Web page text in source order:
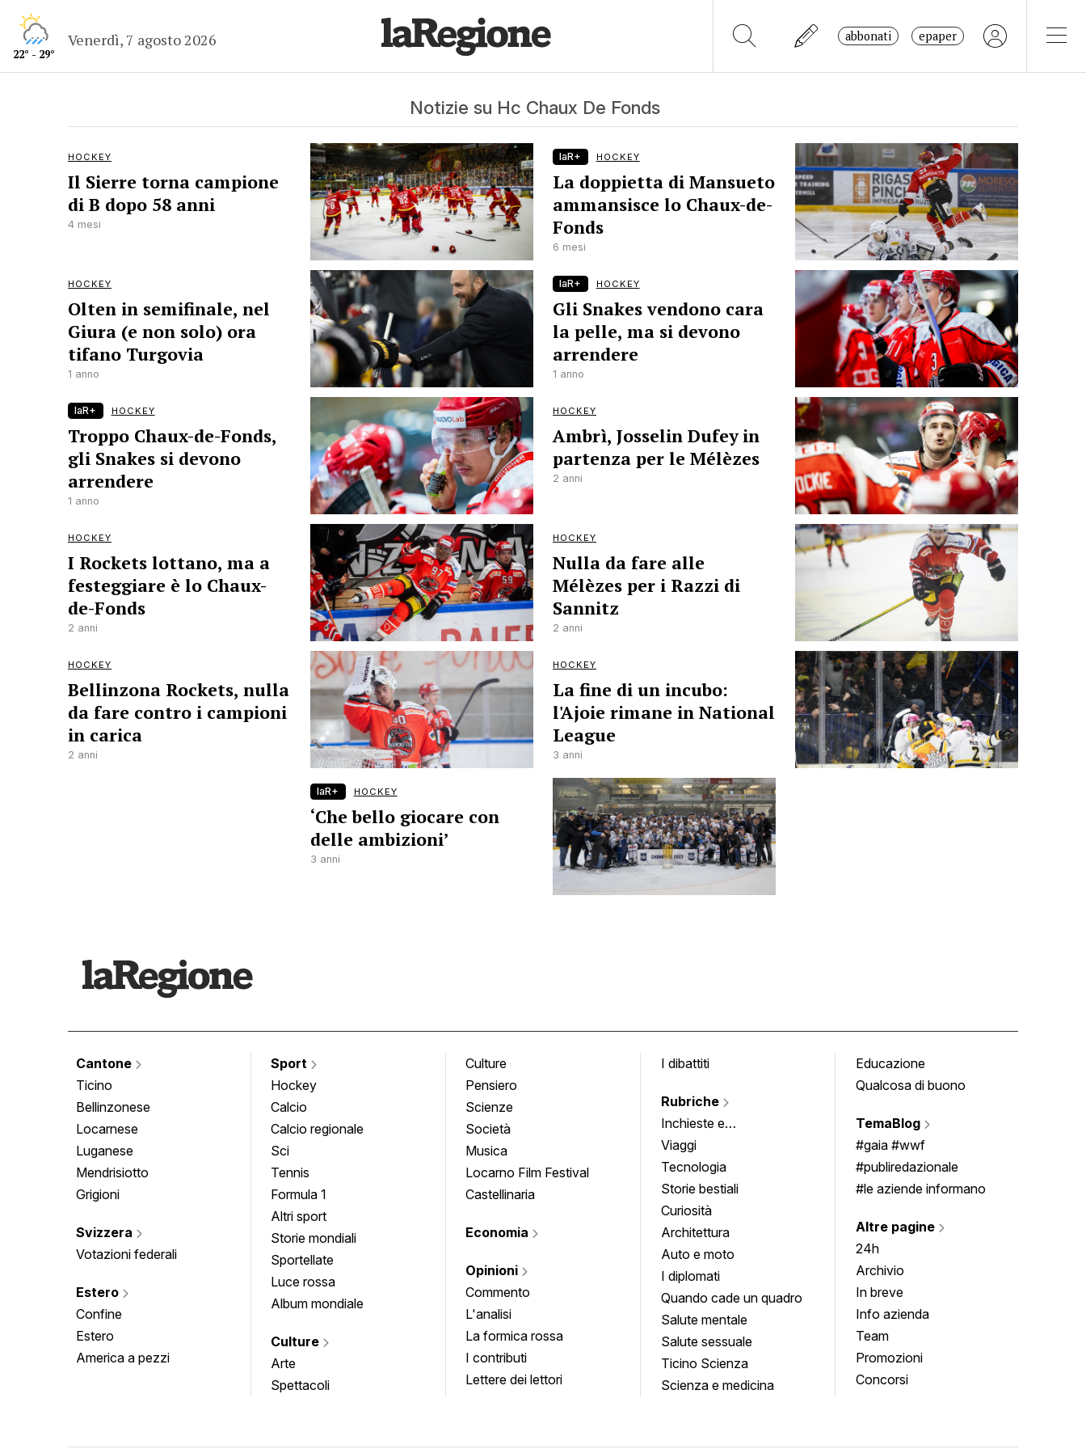
22° - 29°
Venerdì, 7 agosto 2026 abbonati epaper
Notizie su Hc Chaux De Fonds
HOCKEY
Il Sierre torna campione
di B dopo 58 anni
4 mesi
laR+ HOCKEY
La doppietta di Mansueto
ammansisce lo Chaux-de-
Fonds
6 mesi
HOCKEY
Olten in semifinale, nel
Giura (e non solo) ora
tifano Turgovia
1 anno
laR+ HOCKEY
Gli Snakes vendono cara
la pelle, ma si devono
arrendere
1 anno
laR+ HOCKEY
Troppo Chaux-de-Fonds,
gli Snakes si devono
arrendere
1 anno
HOCKEY
Ambrì, Josselin Dufey in
partenza per le Mélèzes
2 anni
HOCKEY
I Rockets lottano, ma a
festeggiare è lo Chaux-
de-Fonds
2 anni
HOCKEY
Nulla da fare alle
Mélèzes per i Razzi di
Sannitz
2 anni
HOCKEY
Bellinzona Rockets, nulla
da fare contro i campioni
in carica
2 anni
HOCKEY
La fine di un incubo:
l'Ajoie rimane in National
League
3 anni
laR+ HOCKEY
‘Che bello giocare con
delle ambizioni’
3 anni
Cantone
Ticino
Bellinzonese
Locarnese
Luganese
Mendrisiotto
Grigioni
Svizzera
Votazioni federali
Estero
Confine
Estero
America a pezzi
Sport
Hockey
Calcio
Calcio regionale
Sci
Tennis
Formula 1
Altri sport
Storie mondiali
Sportellate
Luce rossa
Album mondiale
Culture
Arte
Spettacoli
Culture
Pensiero
Scienze
Società
Musica
Locarno Film Festival
Castellinaria
Economia
Opinioni
Commento
L'analisi
La formica rossa
I contributi
Lettere dei lettori
I dibattiti
Rubriche
Inchieste e
approfondimenti
Viaggi
Tecnologia
Storie bestiali
Curiosità
Architettura
Auto e moto
I diplomati
Quando cade un quadro
Salute mentale
Salute sessuale
Ticino Scienza
Scienza e medicina
Educazione
Qualcosa di buono
TemaBlog
#gaia #wwf
#publiredazionale
#le aziende informano
Altre pagine
24h
Archivio
In breve
Info azienda
Team
Promozioni
Concorsi